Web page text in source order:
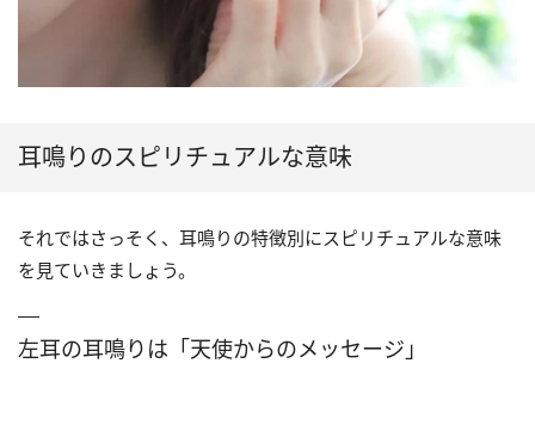
耳鳴りのスピリチュアルな意味
それではさっそく、耳鳴りの特徴別にスピリチュアルな意味
を見ていきましょう。
左耳の耳鳴りは「天使からのメッセージ」